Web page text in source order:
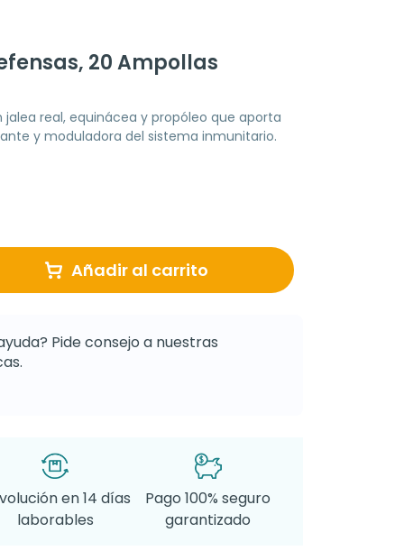
20 Ampollas
real, equinácea y propóleo que aporta
y moduladora del sistema inmunitario.
Añadir al carrito
Pide consejo a nuestras
en 14 días
laborables
Pago 100% seguro
garantizado